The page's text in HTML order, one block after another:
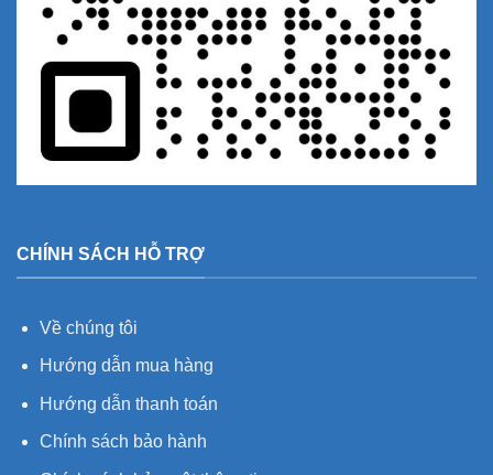
CHÍNH SÁCH HỖ TRỢ
Về chúng tôi
Hướng dẫn mua hàng
Hướng dẫn thanh toán
Chính sách bảo hành